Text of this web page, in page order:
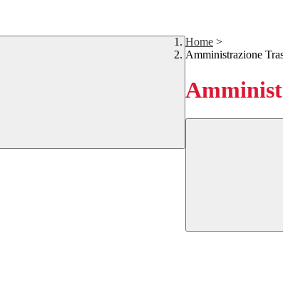
Home >
Amministrazione